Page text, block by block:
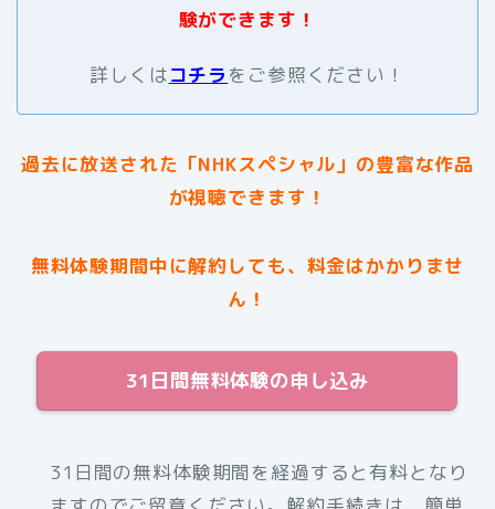
験ができます！
詳しくはコチラをご参照ください！
過去に放送された 「NHKスペシャル」 の豊富な作品
が視聴できます！
無料体験期間中に解約しても、料金はかかりませ
ん！
31日間無料体験の申し込み
31日間の無料体験期間を経過すると有料となり